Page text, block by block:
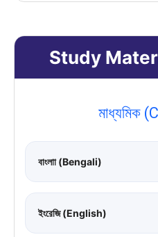
Study
মাধ্যমিক
বাংলাা (Bengali)
ইংরেজি (English)